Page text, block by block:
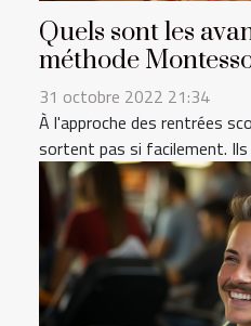
Quels sont les
méthode
31 octobre 2022 21:34
À l'approche des rentrées
sortent pas si facilement. Ils